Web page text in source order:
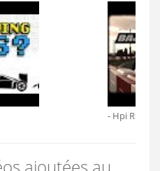
- Hpi RC 5